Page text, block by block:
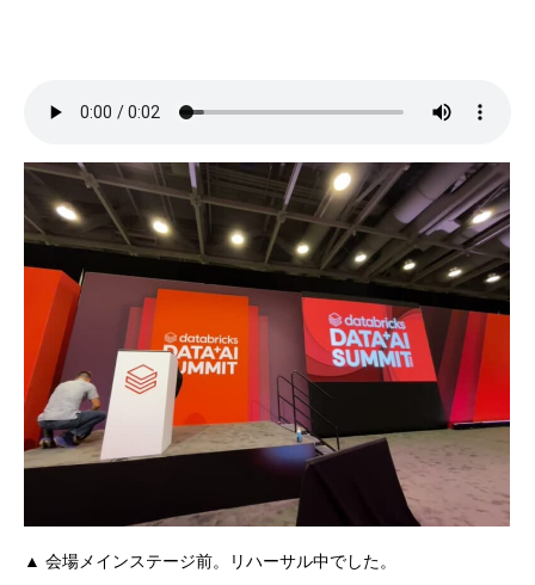
▲ 会場メインステージ前。リハーサル中でした。